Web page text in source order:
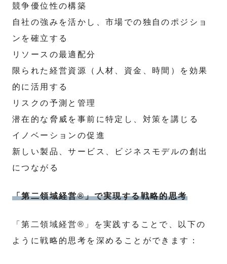
競争優位性の構築
自社の強みを活かし、市場での独自のポジショ
ンを確立する
リソースの最適配分
限られた経営資源（人材、資金、時間）を効果
的に活用する
リスクの予測と管理
潜在的な脅威を事前に特定し、対策を講じる
イノベーションの促進
新しい製品、サービス、ビジネスモデルの創出
につながる
「第二領域経営®」で実現する戦略的思考
「第二領域経営®」を実践することで、以下の
ように戦略的思考を深めることができます：